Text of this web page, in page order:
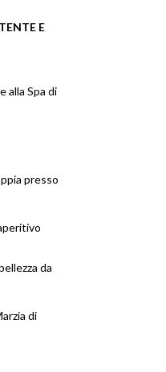
E
alla Spa di
presso
da
di